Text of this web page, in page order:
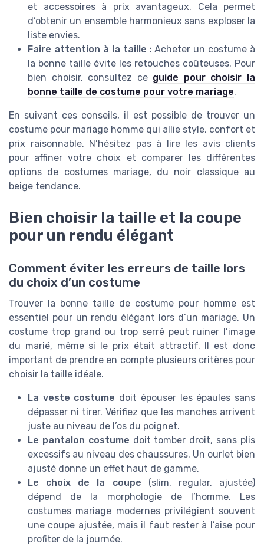
et accessoires à prix avantageux. Cela permet
d’obtenir un ensemble harmonieux sans exploser la
liste envies.
Faire attention à la taille : Acheter un costume à
la bonne taille évite les retouches coûteuses. Pour
bien choisir, consultez ce guide pour choisir la
bonne taille de costume pour votre mariage.
En suivant ces conseils, il est possible de trouver un
costume pour mariage homme qui allie style, confort et
prix raisonnable. N’hésitez pas à lire les avis clients
pour affiner votre choix et comparer les différentes
options de costumes mariage, du noir classique au
beige tendance.
Bien choisir la taille et la coupe
pour un rendu élégant
Comment éviter les erreurs de taille lors
du choix d’un costume
Trouver la bonne taille de costume pour homme est
essentiel pour un rendu élégant lors d’un mariage. Un
costume trop grand ou trop serré peut ruiner l’image
du marié, même si le prix était attractif. Il est donc
important de prendre en compte plusieurs critères pour
choisir la taille idéale.
La veste costume doit épouser les épaules sans
dépasser ni tirer. Vérifiez que les manches arrivent
juste au niveau de l’os du poignet.
Le pantalon costume doit tomber droit, sans plis
excessifs au niveau des chaussures. Un ourlet bien
ajusté donne un effet haut de gamme.
Le choix de la coupe (slim, regular, ajustée)
dépend de la morphologie de l’homme. Les
costumes mariage modernes privilégient souvent
une coupe ajustée, mais il faut rester à l’aise pour
profiter de la journée.